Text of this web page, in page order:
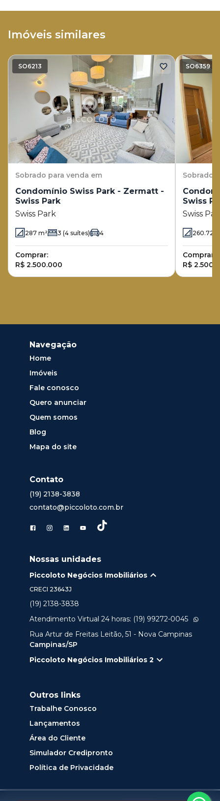
Imóveis similares
SO6213
Sobrado para venda em
Condomínio Swiss Park - Zermatt -
Swiss Park
Swiss Park
287 m² 3 (4 suítes) 4
Comprar:
R$ 2.500.000
SO6359
Sobrado
Swiss
Swiss
260.72
Comprar:
R$
Navegação
Home
Imóveis
Fale conosco
Quero anunciar
Quem somos
Blog
Mapa do site
Contato
(19) 2138-3838
contato@piccoloto.com.br
Nossas unidades
Piccoloto Negócios Imobiliários
CRECI 23643J
(19) 2138-3838
Atendimento Virtual 24 horas: (19) 99272-0045
Rua Artur de Freitas Leitão, 51 - Nova Campinas
Campinas/SP
Piccoloto Negócios Imobiliários 2
Outros links
Trabalhe Conosco
Lançamentos
Área do Cliente
Simulador Credipronto
Política de Privacidade